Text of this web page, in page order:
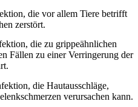
die vor allem Tiere betrifft
zerstört.
die zu grippeähnlichen
Fällen zu einer Verringerung der
die Hautausschläge,
verursachen kann.